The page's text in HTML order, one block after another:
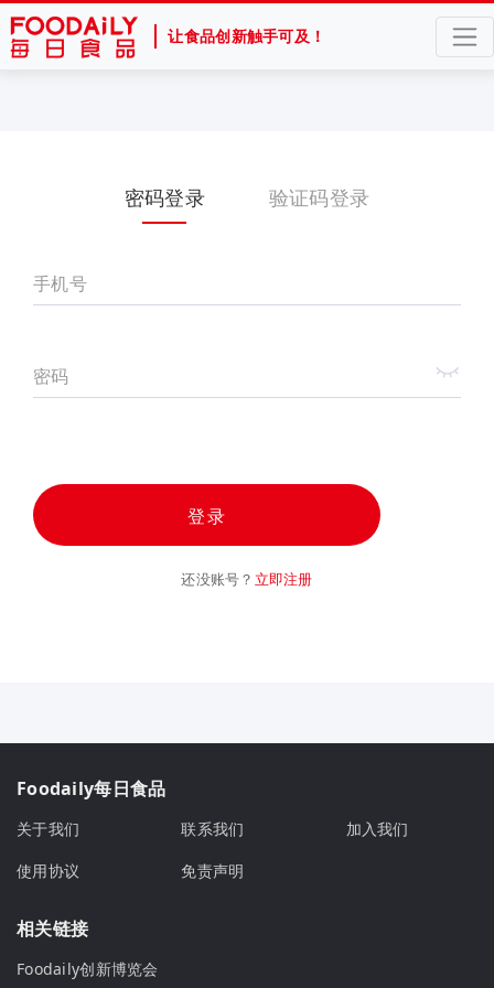
让食品创新触手可及！
密码登录 验证码登录
手机号
密码
登录
还没账号？ 立即注册
Foodaily每日食品
关于我们 联系我们
加入我们
使用协议
免责声明
相关链接
Foodaily创新博览会